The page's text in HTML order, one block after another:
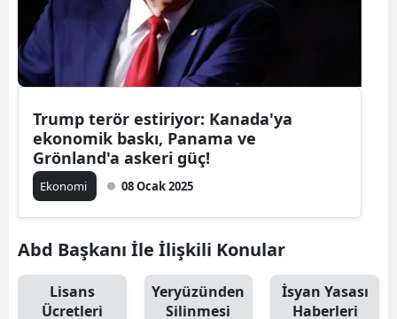
Trump terör estiriyor: Kanada'ya
ekonomik baskı, Panama ve
Grönland'a askeri güç!
Ekonomi 08 Ocak 2025
Abd Başkanı İle İlişkili Konular
Lisans
Ücretleri
Yeryüzünden
Silinmesi
İsyan Yasası
Haberleri